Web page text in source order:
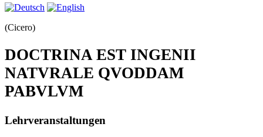
(Cicero)
DOCTRINA EST INGENII
NATVRALE QVODDAM
PABVLVM
Lehrveranstaltungen